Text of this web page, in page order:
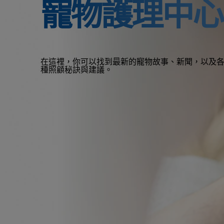
寵物護理中心
在這裡，你可以找到最新的寵物故事、新聞，以及各
種照顧秘訣與建議。